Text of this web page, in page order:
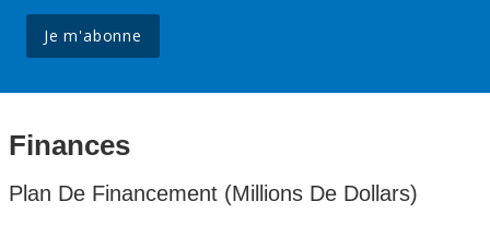
Je m'abonne
Finances
Plan De Financement (Millions De Dollars)